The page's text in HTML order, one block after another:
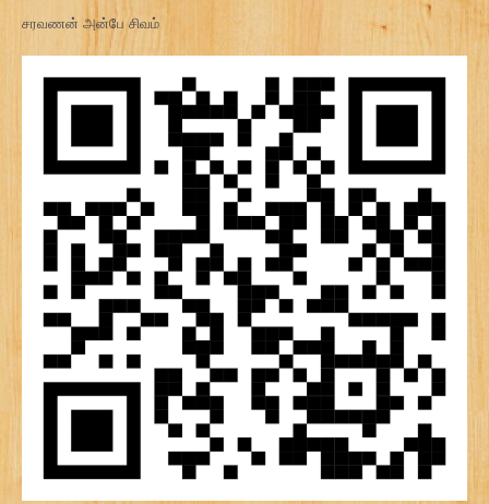
சரவணன் அன்பே சிவம்